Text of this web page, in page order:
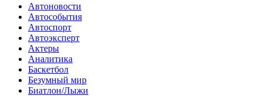
Автоновости
Автособытия
Автоспорт
Автоэксперт
Актеры
Аналитика
Баскетбол
Безумный мир
Биатлон/Лыжи